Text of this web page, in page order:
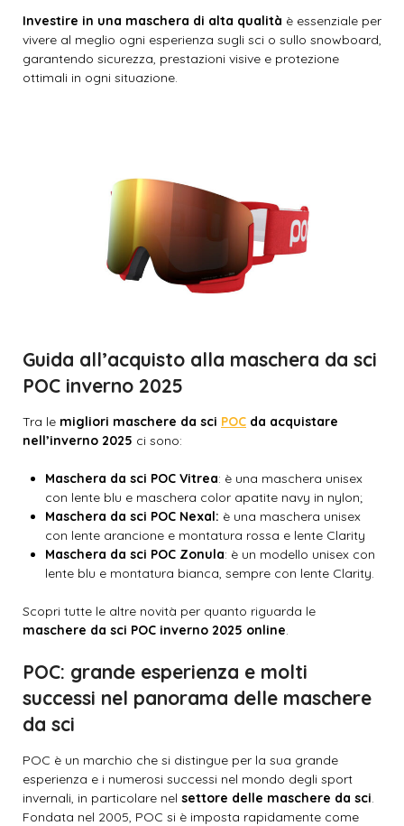
Investire in una maschera di alta qualità è essenziale per
vivere al meglio ogni esperienza sugli sci o sullo snowboard,
garantendo sicurezza, prestazioni visive e protezione
ottimali in ogni situazione.
Guida all’acquisto alla maschera da sci
POC inverno 2025
Tra le migliori maschere da sci POC da acquistare
nell’inverno 2025 ci sono:
Maschera da sci POC Vitrea: è una maschera unisex
con lente blu e maschera color apatite navy in nylon;
Maschera da sci POC Nexal: è una maschera unisex
con lente arancione e montatura rossa e lente Clarity
Maschera da sci POC Zonula: è un modello unisex con
lente blu e montatura bianca, sempre con lente Clarity.
Scopri tutte le altre novità per quanto riguarda le
maschere da sci POC inverno 2025 online.
POC: grande esperienza e molti
successi nel panorama delle maschere
da sci
POC è un marchio che si distingue per la sua grande
esperienza e i numerosi successi nel mondo degli sport
invernali, in particolare nel settore delle maschere da sci.
Fondata nel 2005, POC si è imposta rapidamente come